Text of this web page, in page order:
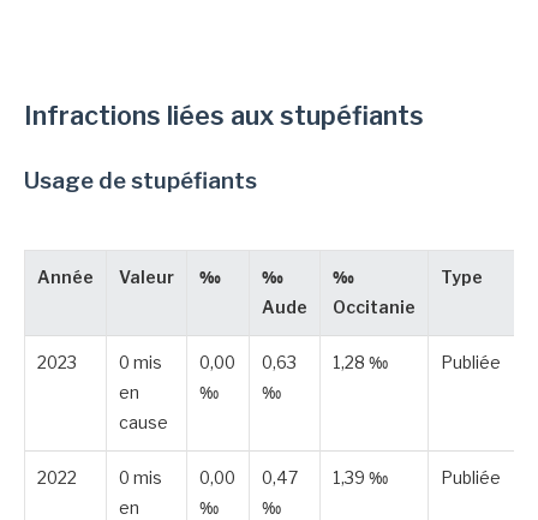
Infractions liées aux stupéfiants
Usage de stupéfiants
Année Valeur ‰
‰
Aude
‰
Occitanie
Type
2023
0 mis
en
cause
0,00
‰
0,63
‰
1,28 ‰ Publiée
2022
0 mis
en
0,00
‰
0,47
‰
1,39 ‰ Publiée